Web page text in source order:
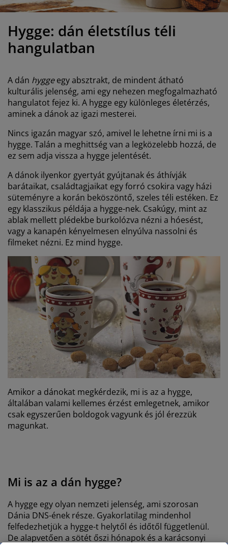
bútorok
matracok
és kiegészítők
világítás
kiegészítők
Hygge: dán életstílus téli
hangulatban
A dán hyggeegy absztrakt, de mindent átható
kulturális jelenség, ami egy nehezen megfogalmazható
hangulatot fejez ki. A hygge egy különleges életérzés,
aminek a dánok az igazi mesterei.
Nincs igazán magyar szó, amivel le lehetne írni mi is a
hygge. Talán a meghittség van a legközelebb hozzá, de
ez sem adja vissza a hygge jelentését.
A dánok ilyenkor gyertyát gyújtanak és áthívják
barátaikat, családtagjaikat egy forró csokira vagy házi
süteményre a korán beköszöntő, szeles téli estéken. Ez
egy klasszikus példája a hygge-nek. Csakúgy, mint az
ablak mellett plédekbe burkolózva nézni a hóesést,
vagy a kanapén kényelmesen elnyúlva nassolni és
filmeket nézni. Ez mind hygge.
Amikor a dánokat megkérdezik, mi is az a hygge,
általában valami kellemes érzést emlegetnek, amikor
csak egyszerűen boldogok vagyunk és jól érezzük
magunkat.
Mi is az a dán hygge?
A hygge egy olyan nemzeti jelenség, ami szorosan
Dánia DNS-ének része. Gyakorlatilag mindenhol
felfedezhetjük a hygge-t helytől és időtől függetlenül.
De alapvetően a sötét őszi hónapok és a karácsonyi